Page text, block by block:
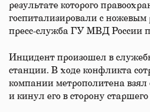
результате которого
госпитализировали с ножевым
пресс-служба ГУ МВД России
Инцидент произошел в
станции. В ходе конфликта
компании метрополитена
и кинул его в сторону